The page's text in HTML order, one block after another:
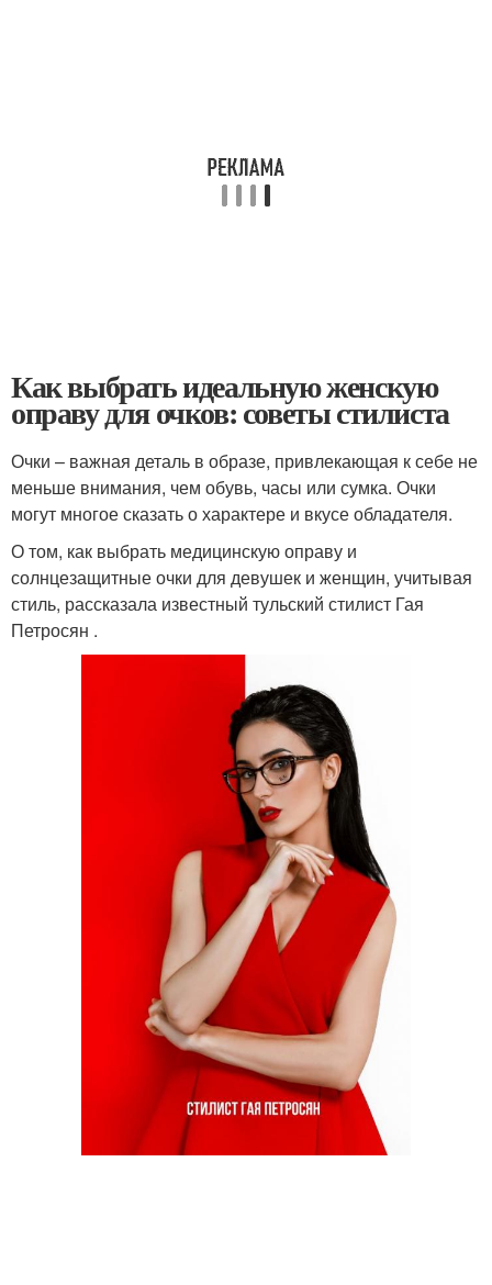
Как выбрать идеальную женскую
оправу для очков: советы стилиста
Очки – важная деталь в образе, привлекающая к себе не
меньше внимания, чем обувь, часы или сумка. Очки
могут многое сказать о характере и вкусе обладателя.
О том, как выбрать медицинскую оправу и
солнцезащитные очки для девушек и женщин, учитывая
стиль, рассказала известный тульский стилист Гая
Петросян .